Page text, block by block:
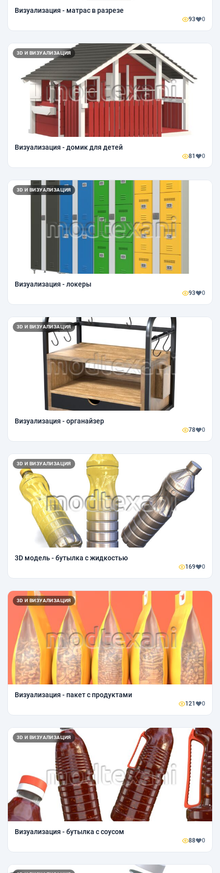
Визуализация - матрас в разрезе
93 0
3D И ВИЗУАЛИЗАЦИЯ
Визуализация - домик для детей
81 0
3D И ВИЗУАЛИЗАЦИЯ
Визуализация - локеры
93 0
3D И ВИЗУАЛИЗАЦИЯ
Визуализация - органайзер
78 0
3D И ВИЗУАЛИЗАЦИЯ
3D модель - бутылка с жидкостью
169 0
3D И ВИЗУАЛИЗАЦИЯ
Визуализация - пакет с продуктами
121 0
3D И ВИЗУАЛИЗАЦИЯ
Визуализация - бутылка с соусом
88 0